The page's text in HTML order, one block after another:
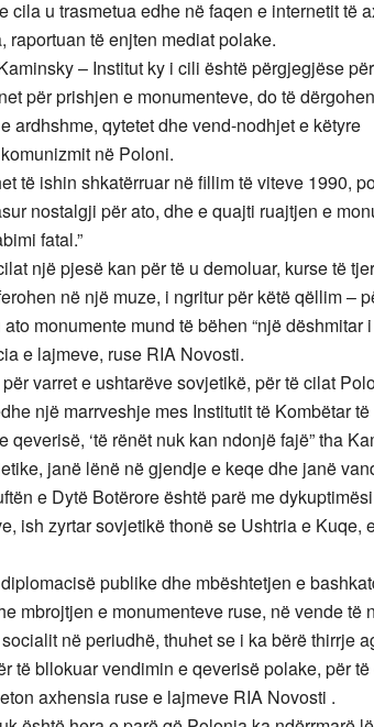
cila u trasmetua edhe në faqen e internetit të
të enjten mediat polake.
– Institut ky i cili është përgjegjëse
për prishjen e monumenteve, do të
ardhshme, qytetet dhe vend-nodhjet e këtyre
në Poloni.
të ishin shkatërruar në fillim të viteve 1990,
nostalgji për ato, dhe e quajti ruajtjen e
fatal.”
një pjesë kan për të u demoluar, kurse të
në një muze, i ngritur për këtë qëllim –
monumente mund të bëhen “një dëshmitar
e lajmeve, ruse RIA Novosti.
varret e ushtarëve sovjetikë, për të cilat
një marrveshje mes Institutit të Kombëtar të
‘të rënët nuk kan ndonjë fajë” tha
janë lënë në gjendje e keqe dhe janë
e Dytë Botërore është parë me
ish zyrtar sovjetikë thonë se Ushtria e Kuqe,
publike dhe mbështetjen e
mbrojtjen e monumenteve ruse, në vende të
në periudhë, thuhet se i ka bërë thirrje
të bllokuar vendimin e qeverisë polake, për
axhensia ruse e lajmeve RIA Novosti .